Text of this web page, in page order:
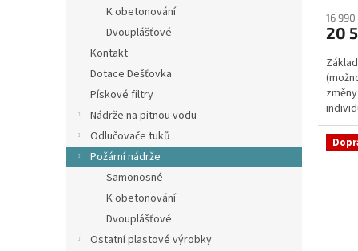
K obetonování
Dvouplášťové
Kontakt
Dotace Dešťovka
Pískové filtry
Nádrže na pitnou vodu
Odlučovače tuků
Požární nádrže
Samonosné
K obetonování
Dvouplášťové
Ostatní plastové výrobky
je
z
5
16
20